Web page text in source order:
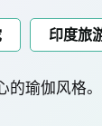
印度旅
瑜伽风格